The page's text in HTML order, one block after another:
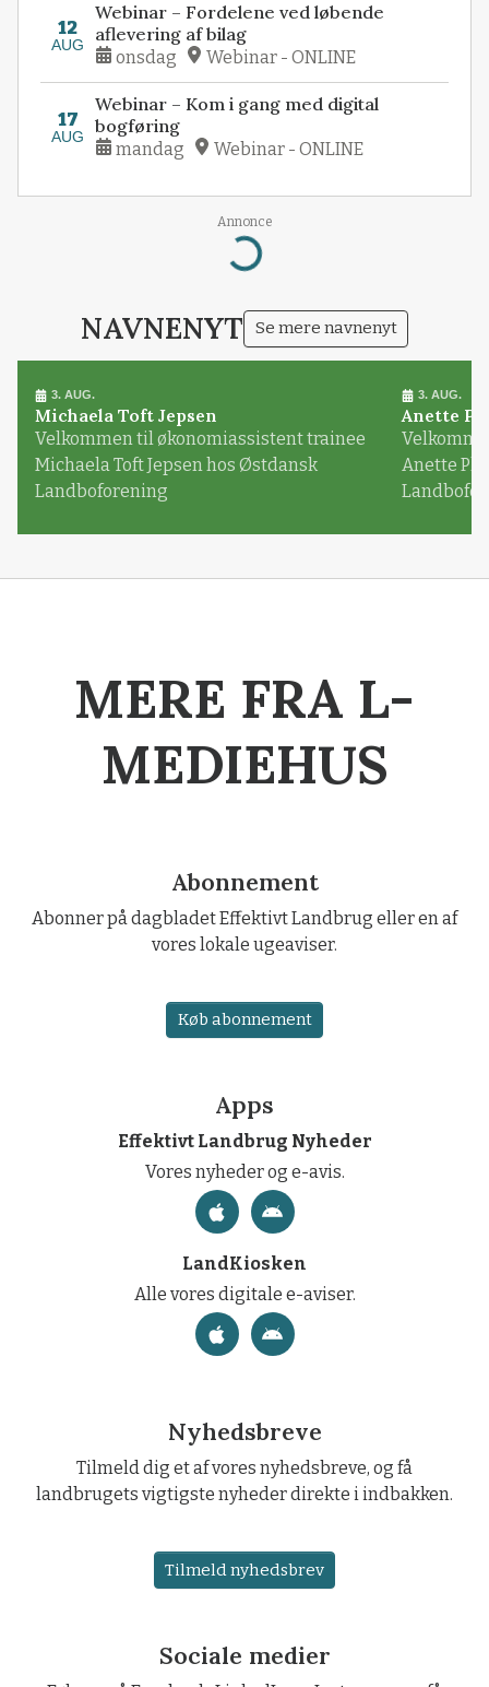
12
AUG
Webinar – Fordelene ved løbende
aflevering af bilag
onsdag Webinar - ONLINE
17
AUG
Webinar – Kom i gang med digital
bogføring
mandag Webinar - ONLINE
Annonce
Loading...
NAVNENYT Se mere navnenyt
3. AUG.
Michaela Toft Jepsen
Velkommen til økonomiassistent trainee
Michaela Toft Jepsen hos Østdansk
Landboforening
3. AUG.
Anette
Anette
MERE FRA L-
MEDIEHUS
Abonnement
Abonner på dagbladet Effektivt Landbrug eller en af
vores lokale ugeaviser.
Køb abonnement
Apps
Effektivt Landbrug Nyheder
Vores nyheder og e-avis.
LandKiosken
Alle vores digitale e-aviser.
Nyhedsbreve
Tilmeld dig et af vores nyhedsbreve, og få
landbrugets vigtigste nyheder direkte i indbakken.
Tilmeld nyhedsbrev
Sociale medier